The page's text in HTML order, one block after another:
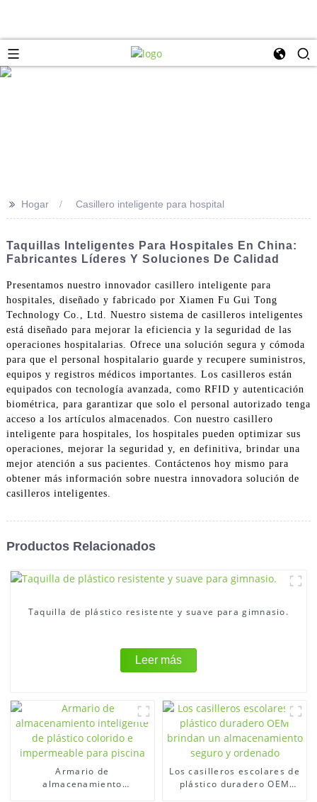
>> Hogar Casillero inteligente para hospital
Taquillas Inteligentes Para Hospitales En China:
Fabricantes Líderes Y Soluciones De Calidad
Presentamos nuestro innovador casillero inteligente para
hospitales, diseñado y fabricado por Xiamen Fu Gui Tong
Technology Co., Ltd. Nuestro sistema de casilleros inteligentes
está diseñado para mejorar la eficiencia y la seguridad de las
operaciones hospitalarias. Ofrece una solución segura y cómoda
para que el personal hospitalario guarde y recupere suministros,
equipos y registros médicos importantes. Los casilleros están
equipados con tecnología avanzada, como RFID y autenticación
biométrica, para garantizar que solo el personal autorizado tenga
acceso a los artículos almacenados. Con nuestro casillero
inteligente para hospitales, los hospitales pueden optimizar sus
operaciones, mejorar la seguridad y, en definitiva, brindar una
mejor atención a sus pacientes. Contáctenos hoy mismo para
obtener más información sobre nuestra innovadora solución de
casilleros inteligentes.
Productos Relacionados
Taquilla de plástico resistente y suave para gimnasio.
Leer más
Armario de
almacenamiento
Los casilleros escolares de
plástico duradero OEM